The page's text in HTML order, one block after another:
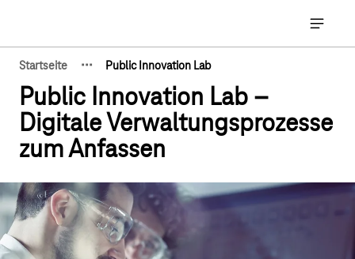
Startseite ··· Public Innovation Lab
Public Innovation Lab –
Digitale Verwaltungsprozesse
zum Anfassen